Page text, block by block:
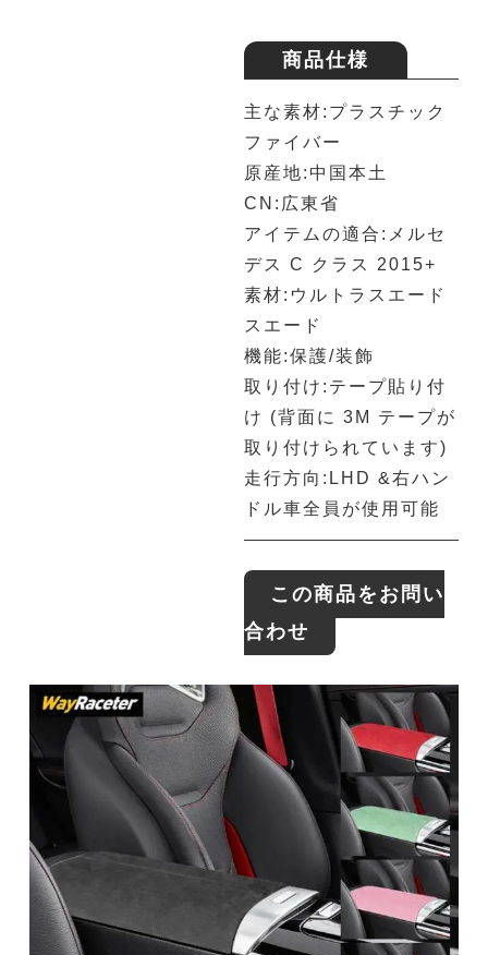
商品仕様
主な素材:プラスチック
ファイバー
原産地:中国本土
CN:広東省
アイテムの適合:メルセ
デス C クラス 2015+
素材:ウルトラスエード
スエード
機能:保護/装飾
取り付け:テープ貼り付
け (背面に 3M テープが
取り付けられています)
走行方向:LHD &右ハン
ドル車全員が使用可能
この商品をお問い
合わせ